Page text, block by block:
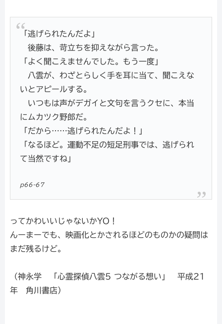
「逃げられたんだよ」
後藤は、苛立ちを抑えながら言った。
「よく聞こえませんでした。もう一度」
八雲が、わざとらしく手を耳に当て、聞こえな
いとアピールする。
いつもは声がデガイと文句を言うクセに、本当
にムカツク野郎だ。
「だから……逃げられたんだよ！」
「なるほど。運動不足の短足刑事では、逃げられ
て当然ですね」
p66-67
ってかわいいじゃないかYO！
んーまーでも、映画化とかされるほどのものかの疑問は
まだ残るけど。
（神永学 「心霊探偵八雲5 つながる想い」 平成21
年 角川書店）